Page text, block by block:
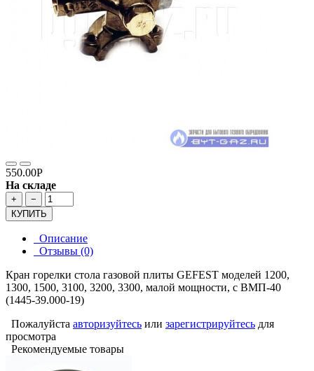
550.00Р
На складе
+
−
КУПИТЬ
Описание
Отзывы (0)
Кран горелки стола газовой плиты GEFEST моделей 1200,
1300, 1500, 3100, 3200, 3300, малой мощности, с ВМП-40
(1445-39.000-19)
Пожалуйста авторизуйтесь или зарегистрируйтесь для
просмотра
Рекомендуемые товары